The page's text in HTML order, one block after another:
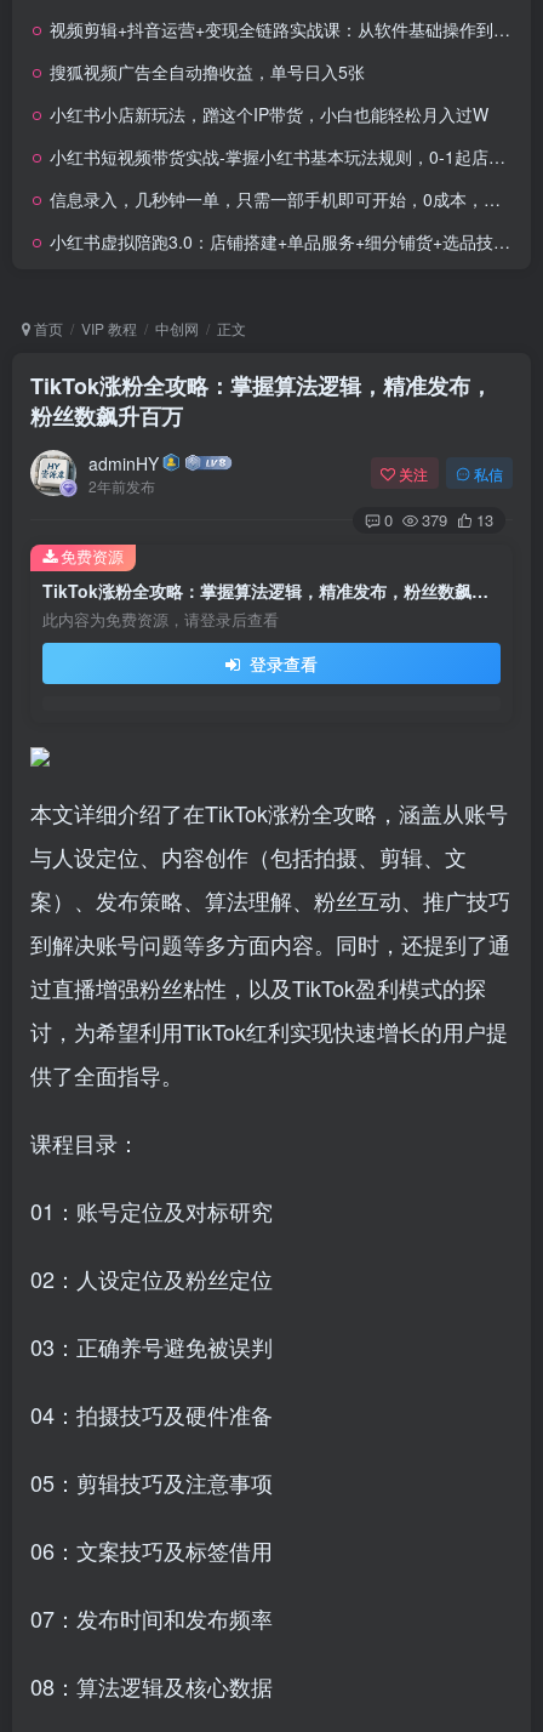
视频剪辑+抖音运营+变现全链路实战课：从软件基础操作到高级功能，制作爆款视频并实现稳定变现
搜狐视频广告全自动撸收益，单号日入5张
小红书小店新玩法，蹭这个IP带货，小白也能轻松月入过W
小红书短视频带货实战-掌握小红书基本玩法规则，0-1起店进阶项目拆解
信息录入，几秒钟一单，只需一部手机即可开始，0成本，每天1000+
小红书虚拟陪跑3.0：店铺搭建+单品服务+细分铺货+选品技术，单店日入100+
首页 VIP 教程 中创网 正文
TikTok涨粉全攻略：掌握算法逻辑，精准发布，
粉丝数飙升百万
adminHY
2年前发布
关注 私信
0 379 13
TikTok涨粉全攻略：掌握算法逻辑，精准发布，粉丝数飙升百万
此内容为免费资源，请登录后查看
登录查看
免费资源
本文详细介绍了在TikTok涨粉全攻略，涵盖从账号
与人设定位、内容创作（包括拍摄、剪辑、文
案）、发布策略、算法理解、粉丝互动、推广技巧
到解决账号问题等多方面内容。同时，还提到了通
过直播增强粉丝粘性，以及TikTok盈利模式的探
讨，为希望利用TikTok红利实现快速增长的用户提
供了全面指导。
课程目录：
01：账号定位及对标研究
02：人设定位及粉丝定位
03：正确养号避免被误判
04：拍摄技巧及硬件准备
05：剪辑技巧及注意事项
06：文案技巧及标签借用
07：发布时间和发布频率
08：算法逻辑及核心数据